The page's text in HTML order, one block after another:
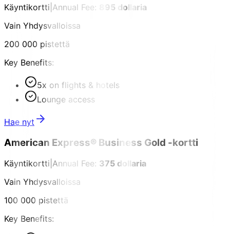
Käyntikortti Annual Fee:
895 dollaria
Vain Yhdysvalloissa
200 000 pistettä
Key Benefits:
5x on flights & hotels
Lounge access
Hae nyt
American Express® Business Gold -kortti
Käyntikortti Annual Fee: 375 dollaria
Vain Yhdysvalloissa
100 000 pistettä
Key Benefits: